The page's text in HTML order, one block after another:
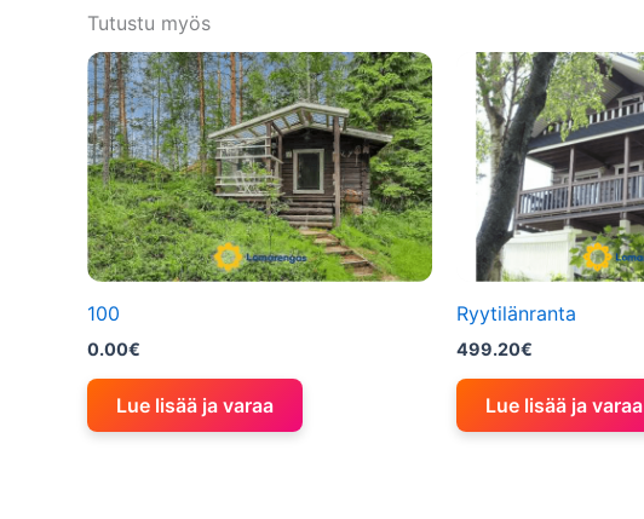
Tutustu myös
100
0.00€
Lue lisää ja varaa
Ryytilänranta
499.20€
Lue lisää ja varaa